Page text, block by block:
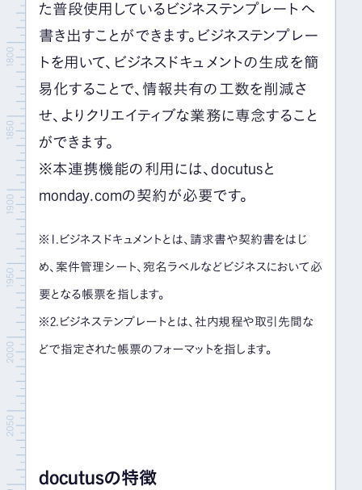
た普段使用しているビジネステンプレートへ
書き出すことができます。ビジネステンプレー
トを用いて、ビジネスドキュメントの生成を簡
易化することで、情報共有の工数を削減さ
せ、よりクリエイティブな業務に専念すること
ができます。
※本連携機能の利用には、docutusと
monday.comの契約が必要です。
※1.ビジネスドキュメントとは、請求書や契約書をはじ
め、案件管理シート、宛名ラベルなどビジネスにおいて必
要となる帳票を指します。
※2.ビジネステンプレートとは、社内規程や取引先間な
どで指定された帳票のフォーマットを指します。
docutusの特徴